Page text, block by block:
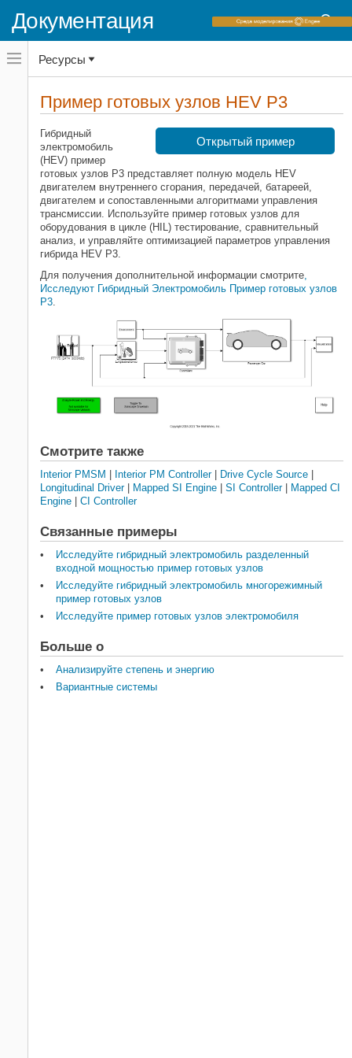
Документация
Переключатель
навигационного
меню
переключатель
Аккумулирование энергии
Powertrain Blockset
Примеры готовых узлов трансмиссии
Пример готовых узлов HEV P3
НА ЭТОЙ СТРАНИЦЕ
Смотрите также
Больше о
Ресурсы
Пример готовых узлов HEV P3
Открытый пример
Гибридный
электромобиль
(HEV) пример
готовых узлов P3 представляет полную модель HEV
двигателем внутреннего сгорания, передачей, батареей,
двигателем и сопоставленными алгоритмами управления
трансмиссии. Используйте пример готовых узлов для
оборудования в цикле (HIL) тестирование, сравнительный
анализ, и управляйте оптимизацией параметров управления
гибрида HEV P3.
Для получения дополнительной информации смотрите,
Исследуют Гибридный Электромобиль Пример готовых узлов
P3.
Смотрите также
Interior PMSM Interior PM Controller| Drive Cycle Source
Longitudinal Driver| Mapped SI Engine SI Controller|
Mapped CI
Engine
CI Controller
Связанные примеры
Исследуйте гибридный электромобиль разделенный
входной мощностью пример готовых узлов
Исследуйте гибридный электромобиль многорежимный
пример готовых узлов
Исследуйте пример готовых узлов электромобиля
Больше о
Анализируйте степень и энергию
Вариантные системы